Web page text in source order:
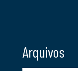
Arquivos